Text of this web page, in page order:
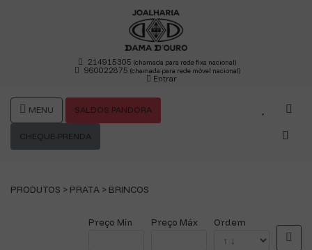
214915305(chamada para rede fixa nacional)
960022875 (chamada para rede móvel nacional)
Entrar
MENU SALDOS PANDORA
CHEQUE-PRENDA
PRODUTOS > PRATA > BRINCOS
Preço Mín Preço Máx Ordem